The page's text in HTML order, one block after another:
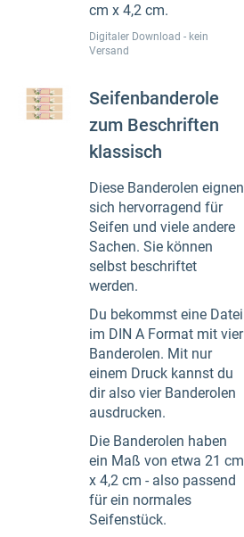
cm x 4,2 cm.
Digitaler Download - kein
Versand
Seifenbanderole
zum Beschriften
klassisch
Diese Banderolen eignen
sich hervorragend für
Seifen und viele andere
Sachen. Sie können
selbst beschriftet
werden.
Du bekommst eine Datei
im DIN A Format mit vier
Banderolen. Mit nur
einem Druck kannst du
dir also vier Banderolen
ausdrucken.
Die Banderolen haben
ein Maß von etwa 21 cm
x 4,2 cm - also passend
für ein normales
Seifenstück.